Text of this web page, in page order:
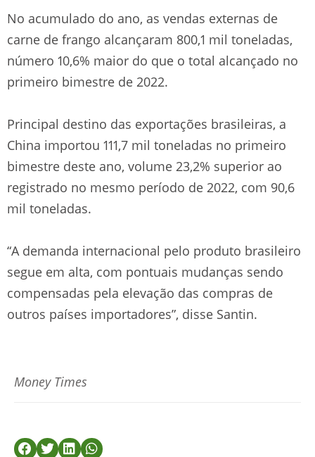
No acumulado do ano, as vendas externas de
carne de frango alcançaram 800,1 mil toneladas,
número 10,6% maior do que o total alcançado no
primeiro bimestre de 2022.
Principal destino das exportações brasileiras, a
China importou 111,7 mil toneladas no primeiro
bimestre deste ano, volume 23,2% superior ao
registrado no mesmo período de 2022, com 90,6
mil toneladas.
“A demanda internacional pelo produto brasileiro
segue em alta, com pontuais mudanças sendo
compensadas pela elevação das compras de
outros países importadores”, disse Santin.
Money Times